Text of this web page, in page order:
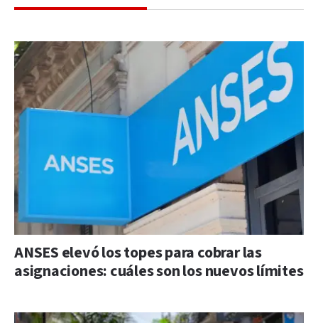
ANSES elevó los topes para cobrar las
asignaciones: cuáles son los nuevos límites